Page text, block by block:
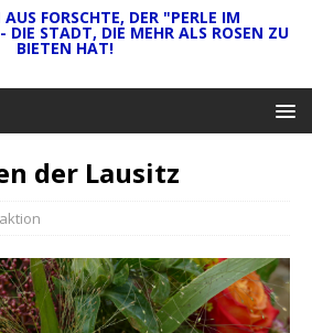
FORSCHTE, DER "PERLE IM
DIE STADT, DIE MEHR ALS ROSEN ZU
BIETEN HAT!
der Lausitz